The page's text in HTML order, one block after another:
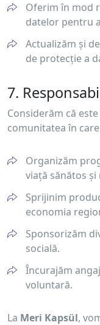
Oferim în mod
datelor pentru
Actualizăm și
de protecție a
7.
Considerăm că
comunitatea în
Organizăm
viață sănătos
Sprijinim
economia
Sponsorizăm
socială.
Încurajăm
voluntară.
La Meri Kapsül,